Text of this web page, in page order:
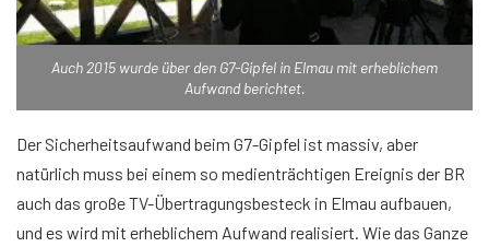
Auch 2015 wurde über den G7-Gipfel in Elmau mit erheblichem
Aufwand berichtet.
Der Sicherheitsaufwand beim G7-Gipfel ist massiv, aber
natürlich muss bei einem so medienträchtigen Ereignis der BR
auch das große TV-Übertragungsbesteck in Elmau aufbauen,
und es wird mit erheblichem Aufwand realisiert. Wie das Ganze